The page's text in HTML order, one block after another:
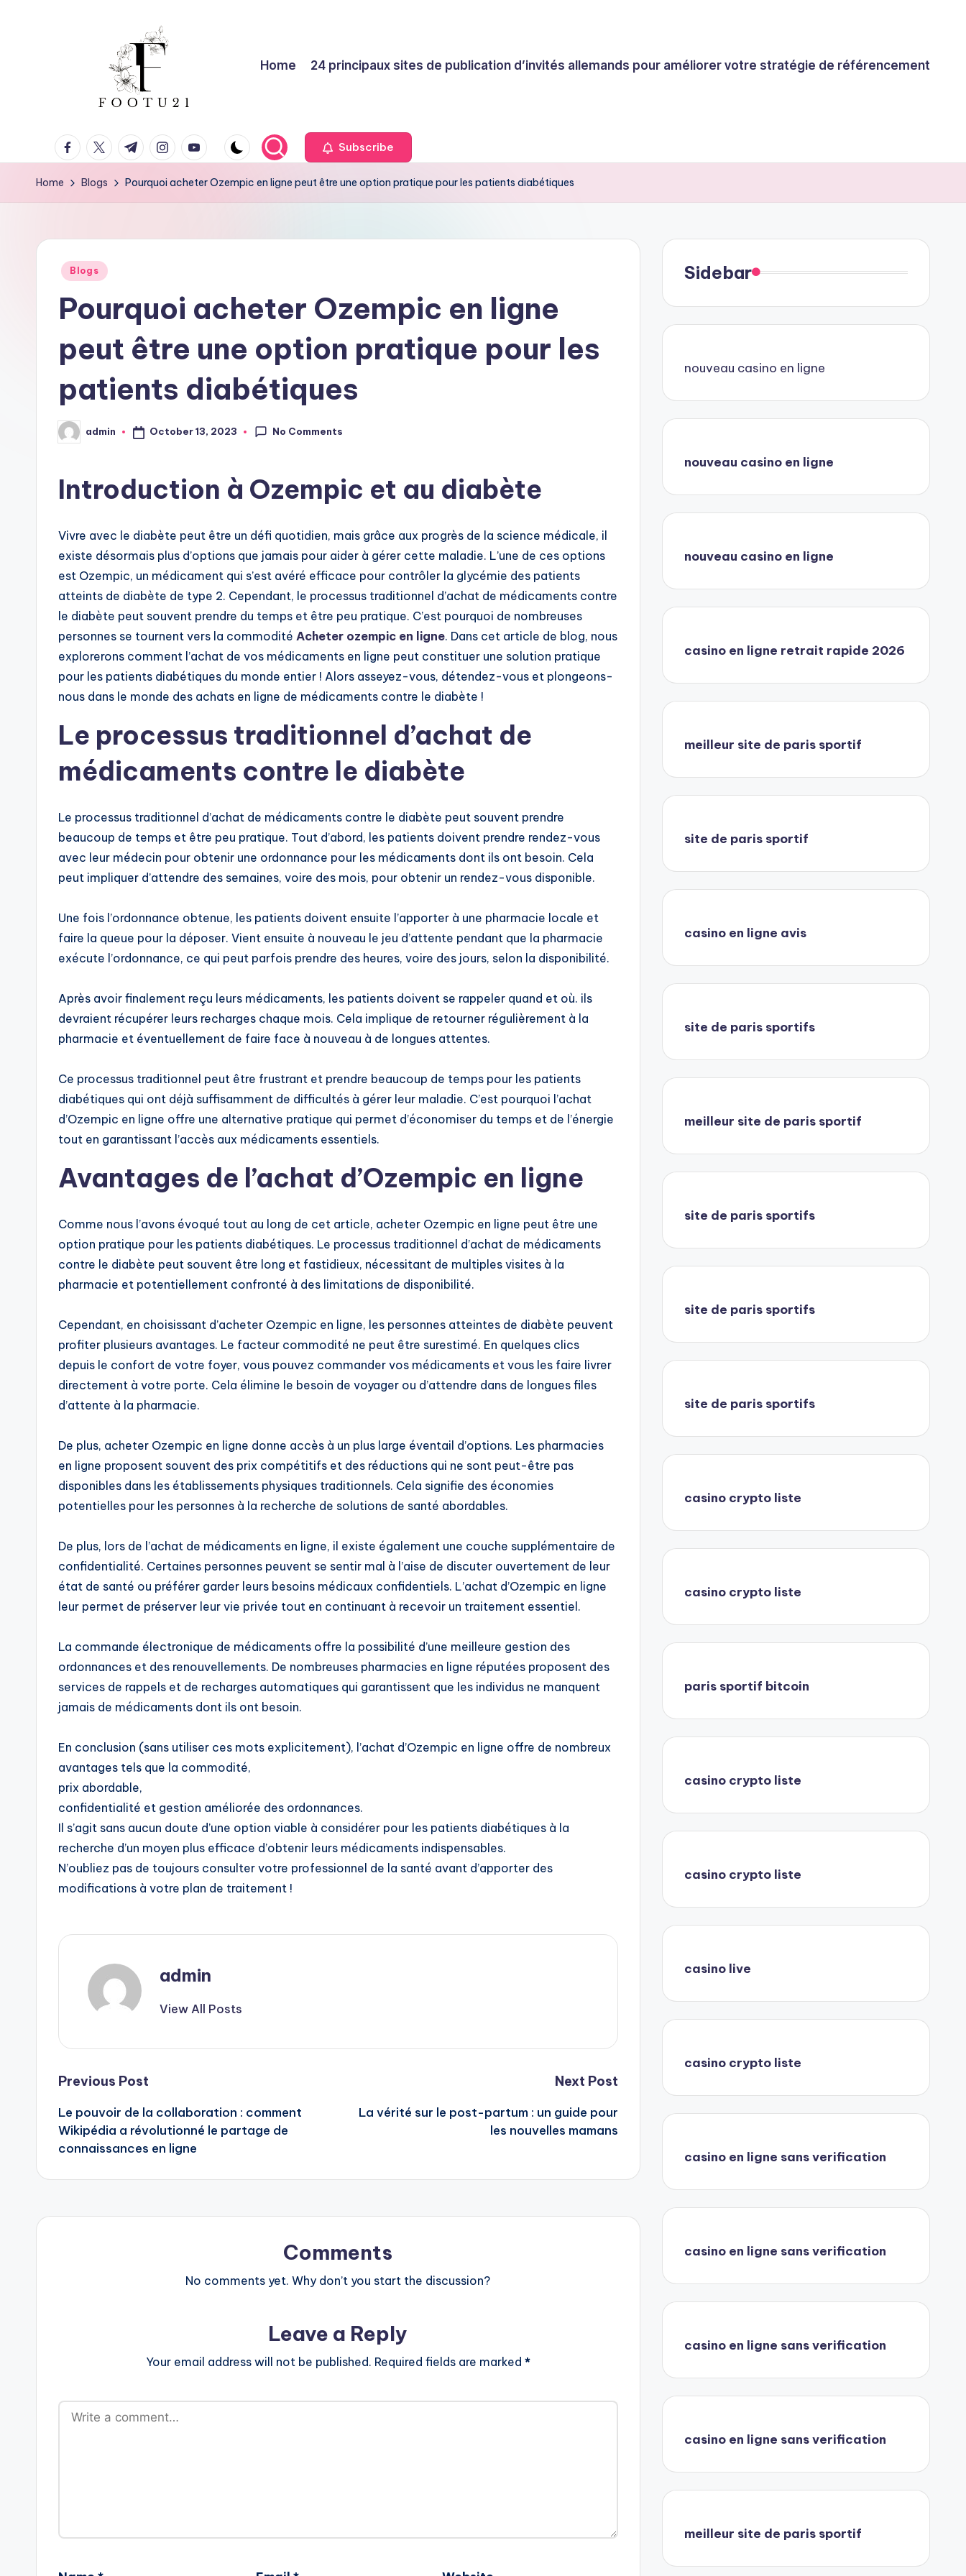
o
o
u
Home 24 principaux sites de publication d’invités allemands pour améliorer votre stratégie de référencement
facebook.com
twitter.com
t.me instagram.com
youtube.com Subscribe
Home Blogs Pourquoi acheter Ozempic en ligne peut être une option pratique pour les patients diabétiques
Posted
Blogs
Pourquoi acheter Ozempic en ligne
peut être une option pratique pour les
patients diabétiques
Posted
by
admin October 13, 2023 No Comments
Introduction à Ozempic et au diabète
Vivre avec le diabète peut être un défi quotidien, mais grâce aux progrès de la science médicale, il
existe désormais plus d’options que jamais pour aider à gérer cette maladie. L’une de ces options
est Ozempic, un médicament qui s’est avéré efficace pour contrôler la glycémie des patients
atteints de diabète de type 2. Cependant, le processus traditionnel d’achat de médicaments contre
le diabète peut souvent prendre du temps et être peu pratique. C’est pourquoi de nombreuses
personnes se tournent vers la commodité Acheter ozempic en ligne. Dans cet article de blog, nous
explorerons comment l’achat de vos médicaments en ligne peut constituer une solution pratique
pour les patients diabétiques du monde entier ! Alors asseyez-vous, détendez-vous et plongeons-
nous dans le monde des achats en ligne de médicaments contre le diabète !
Le processus traditionnel d’achat de
médicaments contre le diabète
Le processus traditionnel d’achat de médicaments contre le diabète peut souvent prendre
beaucoup de temps et être peu pratique. Tout d’abord, les patients doivent prendre rendez-vous
avec leur médecin pour obtenir une ordonnance pour les médicaments dont ils ont besoin. Cela
peut impliquer d’attendre des semaines, voire des mois, pour obtenir un rendez-vous disponible.
Une fois l’ordonnance obtenue, les patients doivent ensuite l’apporter à une pharmacie locale et
faire la queue pour la déposer. Vient ensuite à nouveau le jeu d’attente pendant que la pharmacie
exécute l’ordonnance, ce qui peut parfois prendre des heures, voire des jours, selon la disponibilité.
Après avoir finalement reçu leurs médicaments, les patients doivent se rappeler quand et où. ils
devraient récupérer leurs recharges chaque mois. Cela implique de retourner régulièrement à la
pharmacie et éventuellement de faire face à nouveau à de longues attentes.
Ce processus traditionnel peut être frustrant et prendre beaucoup de temps pour les patients
diabétiques qui ont déjà suffisamment de difficultés à gérer leur maladie. C’est pourquoi l’achat
d’Ozempic en ligne offre une alternative pratique qui permet d’économiser du temps et de l’énergie
tout en garantissant l’accès aux médicaments essentiels.
Avantages de l’achat d’Ozempic en ligne
Comme nous l’avons évoqué tout au long de cet article, acheter Ozempic en ligne peut être une
option pratique pour les patients diabétiques. Le processus traditionnel d’achat de médicaments
contre le diabète peut souvent être long et fastidieux, nécessitant de multiples visites à la
pharmacie et potentiellement confronté à des limitations de disponibilité.
Cependant, en choisissant d’acheter Ozempic en ligne, les personnes atteintes de diabète peuvent
profiter plusieurs avantages. Le facteur commodité ne peut être surestimé. En quelques clics
depuis le confort de votre foyer, vous pouvez commander vos médicaments et vous les faire livrer
directement à votre porte. Cela élimine le besoin de voyager ou d’attendre dans de longues files
d’attente à la pharmacie.
De plus, acheter Ozempic en ligne donne accès à un plus large éventail d’options. Les pharmacies
en ligne proposent souvent des prix compétitifs et des réductions qui ne sont peut-être pas
disponibles dans les établissements physiques traditionnels. Cela signifie des économies
potentielles pour les personnes à la recherche de solutions de santé abordables.
De plus, lors de l’achat de médicaments en ligne, il existe également une couche supplémentaire de
confidentialité. Certaines personnes peuvent se sentir mal à l’aise de discuter ouvertement de leur
état de santé ou préférer garder leurs besoins médicaux confidentiels. L’achat d’Ozempic en ligne
leur permet de préserver leur vie privée tout en continuant à recevoir un traitement essentiel.
La commande électronique de médicaments offre la possibilité d’une meilleure gestion des
ordonnances et des renouvellements. De nombreuses pharmacies en ligne réputées proposent des
services de rappels et de recharges automatiques qui garantissent que les individus ne manquent
jamais de médicaments dont ils ont besoin.
En conclusion (sans utiliser ces mots explicitement), l’achat d’Ozempic en ligne offre de nombreux
avantages tels que la commodité,
prix abordable,
confidentialité et gestion améliorée des ordonnances.
Il s’agit sans aucun doute d’une option viable à considérer pour les patients diabétiques à la
recherche d’un moyen plus efficace d’obtenir leurs médicaments indispensables.
N’oubliez pas de toujours consulter votre professionnel de la santé avant d’apporter des
modifications à votre plan de traitement !
admin
View All Posts
Post
navigation
Previous Post
Le pouvoir de la collaboration : comment
Wikipédia a révolutionné le partage de
connaissances en ligne
Next Post
La vérité sur le post-partum : un guide pour
les nouvelles mamans
Comments
No comments yet. Why don’t you start the discussion?
Leave a Reply
Your email address will not be published. Required fields are marked *
Sidebar
nouveau casino en ligne
nouveau casino en ligne
nouveau casino en ligne
casino en ligne retrait rapide 2026
meilleur site de paris sportif
site de paris sportif
casino en ligne avis
site de paris sportifs
meilleur site de paris sportif
site de paris sportifs
site de paris sportifs
site de paris sportifs
casino crypto liste
casino crypto liste
paris sportif bitcoin
casino crypto liste
casino crypto liste
casino live
casino crypto liste
casino en ligne sans verification
casino en ligne sans verification
casino en ligne sans verification
casino en ligne sans verification
meilleur site de paris sportif